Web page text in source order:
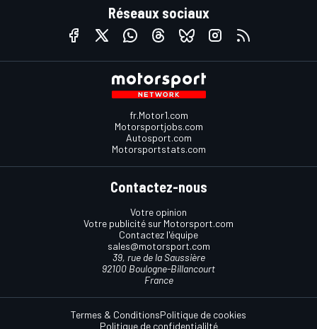
Réseaux sociaux
fr.Motor1.com
Motorsportjobs.com
Autosport.com
Motorsportstats.com
Contactez-nous
Votre opinion
Votre publicité sur Motorsport.com
Contactez l'équipe
sales@motorsport.com
39, rue de la Saussière
92100 Boulogne-Billancourt
France
Termes & ConditionsPolitique de cookies
Politique de confidentialilté